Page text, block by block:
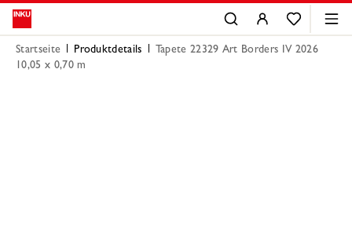
Startseite Produktdetails
Tapete 22329 Art Borders IV 2026
10,05 x 0,70 m